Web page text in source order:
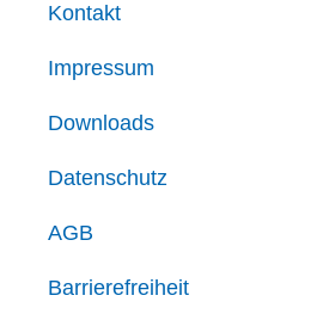
Kontakt
Impressum
Downloads
Datenschutz
AGB
Barrierefreiheit